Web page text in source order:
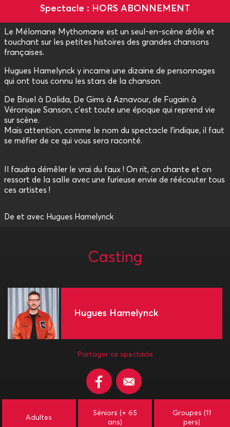
Spectacle : HORS ABONNEMENT
Le Mélomane Mythomane est un seul-en-scène drôle et
touchant sur les petites histoires des grandes chansons
françaises.
Hugues Hamelynck y incarne une dizaine de personnages
qui ont tous connu les stars de la chanson.
De Bruel à Dalida, De Gims à Aznavour, de Fugain à
Véronique Sanson, c’est toute une époque qui reprend vie
sur scène.
Mais attention, comme le nom du spectacle l’indique, il faut
se méfier de ce qui vous sera raconté.
Il faudra démêler le vrai du faux ! On rit, on chante et on
ressort de la salle avec une furieuse envie de réécouter tous
ces artistes !
De et avec Hugues Hamelynck
Casting
Hugues Hamelynck
Partager ce spectacle
Adultes
Séniors (+ 65
ans)
Groupes (11
pers)